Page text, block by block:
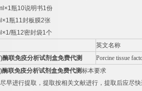
瓶10说明书1份
瓶11封板膜2张
瓶12密封袋1个
英文名称
酶联免疫分析试剂盒免费代测 Porcine tissue
酶联免疫分析试剂盒免费代测标本要求
尽早进行提取，提取按相关文献进行，提取后应尽